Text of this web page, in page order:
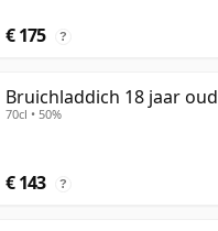
€ 175 ?
Bruichladdich 18 jaar oud
70cl • 50%
€ 143 ?